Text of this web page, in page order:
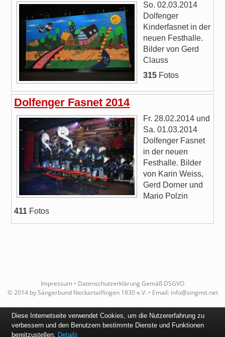
So. 02.03.2014
Dolfenger
Kinderfasnet in der
neuen Festhalle.
Bilder von Gerd
Clauss
315 Fotos
Dolfenger Fasnet 2014
Fr. 28.02.2014 und
Sa. 01.03.2014
Dolfenger Fasnet
in der neuen
Festhalle. Bilder
von Karin Weiss,
Gerd Dorner und
Mario Polzin
411 Fotos
Impressum • Datenschutzerklärung Gemäß DSGVO
© 2014 by Sängerbund Neckartailfingen 1830 e.V. • Email: info@singmit.net
Diese Internetseite verwendet Cookies, um die Nutzererfahrung zu
verbessern und den Benutzern bestimmte Dienste und Funktionen
bereitzustellen. Details